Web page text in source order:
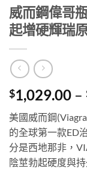
威而鋼偉哥
起增硬輝瑞
$1,029.00 –
美國威而鋼
的全球第一款ED
分是西地那非，
陰莖勃起硬度與持